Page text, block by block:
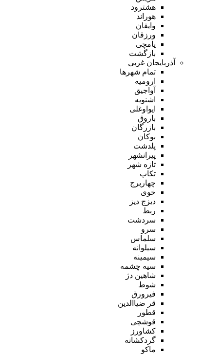
هشترود
هوراند
وایقان
ورزقان
یامچی
بازگشت
آذربایجان غربی
تمام شهر‌ها
ارومیه
آواجیق
اشنویه
ایواوغلی
باروق
بازرگان
بوکان
پلدشت
پیرانشهر
تازه شهر
تکاب
چهاربرج
خوی
دیزج دیز
ربط
سردشت
سرو
سلماس
سیلوانه
سیمینه
سیه چشمه
شاهین دژ
شوط
فیرورق
قر ضیاالدین
قطور
قوشچی
کشاورز
گردکشانه
ماکو